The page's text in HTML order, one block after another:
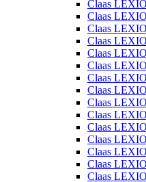
Claas
Claas
Claas
Claas
Claas
Claas
Claas
Claas
Claas
Claas
Claas
Claas
Claas
Claas
Claas